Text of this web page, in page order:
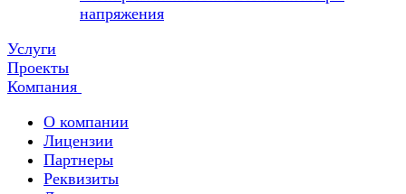
напряжения
Услуги
Проекты
Компания
О компании
Лицензии
Партнеры
Реквизиты